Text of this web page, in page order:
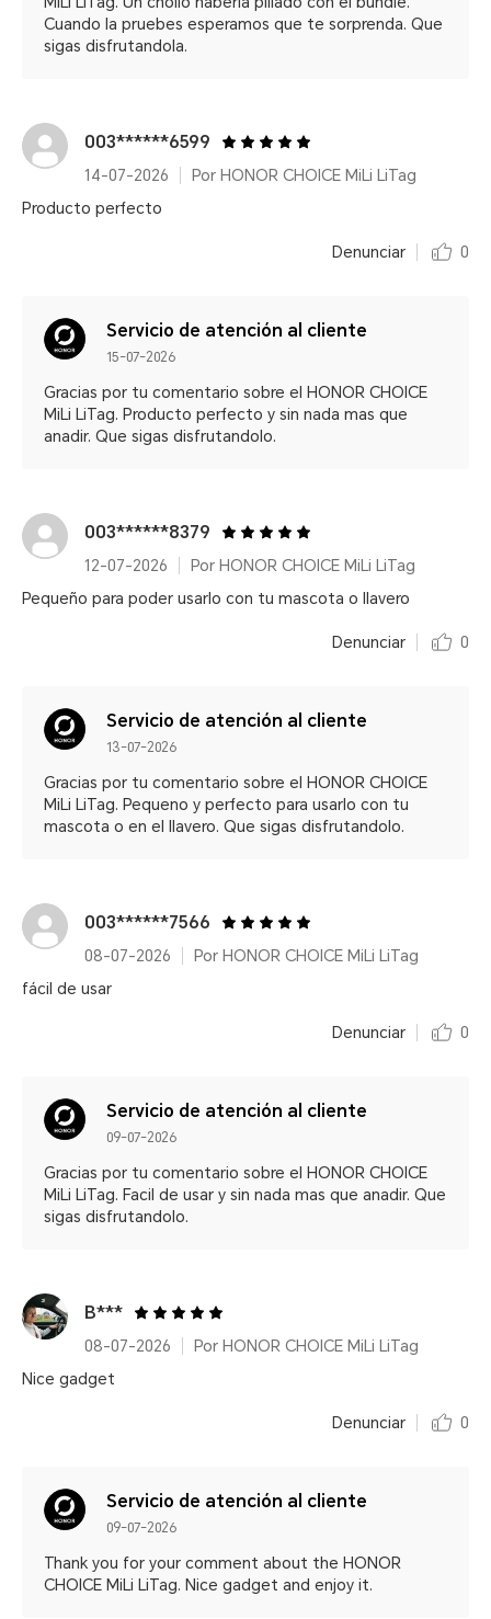
Cuando la pruebes esperamos que te sorprenda. Que
sigas disfrutandola.
003******6599
14-07-2026
Por HONOR CHOICE MiLi LiTag
Producto perfecto
Denunciar 0
Servicio de atención al cliente
15-07-2026
Gracias por tu comentario sobre el HONOR CHOICE
MiLi LiTag. Producto perfecto y sin nada mas que
anadir. Que sigas disfrutandolo.
003******8379
12-07-2026
Por HONOR CHOICE MiLi LiTag
Pequeño para poder usarlo con tu mascota o llavero
Denunciar 0
Servicio de atención al cliente
13-07-2026
Gracias por tu comentario sobre el HONOR CHOICE
MiLi LiTag. Pequeno y perfecto para usarlo con tu
mascota o en el llavero. Que sigas disfrutandolo.
003******7566
08-07-2026
Por HONOR CHOICE MiLi LiTag
fácil de usar
Denunciar 0
Servicio de atención al cliente
09-07-2026
Gracias por tu comentario sobre el HONOR CHOICE
MiLi LiTag. Facil de usar y sin nada mas que anadir. Que
sigas disfrutandolo.
B***
08-07-2026
Por HONOR CHOICE MiLi LiTag
Nice gadget
Denunciar 0
Servicio de atención al cliente
09-07-2026
Thank you for your comment about the HONOR
CHOICE MiLi LiTag. Nice gadget and enjoy it.